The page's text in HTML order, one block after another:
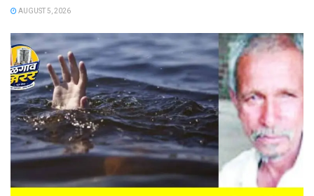
AUGUST 5, 2026